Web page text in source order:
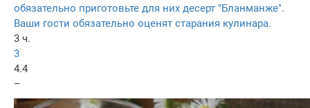
обязательно приготовьте для них десерт "Бланманже".
Ваши гости обязательно оценят старания кулинара.
3 ч.
3
4.4
–